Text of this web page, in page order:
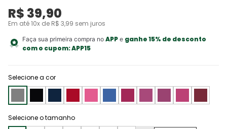
R$ 39,90
Em até10x de R$ 3,99 sem juros
Faça sua primeira compra no APPe ganhe 15% de desconto
com o cupom:APP15
Selecione a cor